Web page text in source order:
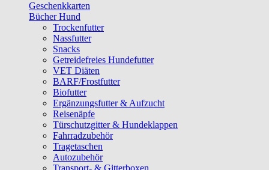
Geschenkkarten
Bücher Hund
Trockenfutter
Nassfutter
Snacks
Getreidefreies Hundefutter
VET Diäten
BARF/Frostfutter
Biofutter
Ergänzungsfutter & Aufzucht
Reisenäpfe
Türschutzgitter & Hundeklappen
Fahrradzubehör
Tragetaschen
Autozubehör
Transport- & Gitterboxen